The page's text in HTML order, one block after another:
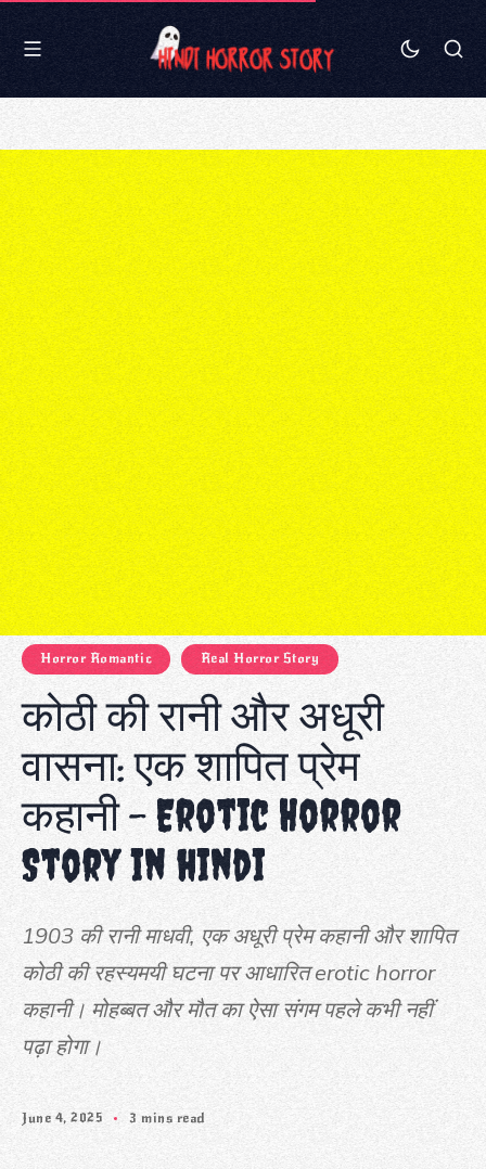
Horror Romantic Real Horror Story
कोठी की रानी और अधूरी
वासना: एक शापित प्रेम
कहानी – Erotic Horror
Story in hindi
1903 की रानी माधवी, एक अधूरी प्रेम कहानी और शापित
कोठी की रहस्यमयी घटना पर आधारित erotic horror
कहानी। मोहब्बत और मौत का ऐसा संगम पहले कभी नहीं
पढ़ा होगा।
June 4, 2025 3 mins read